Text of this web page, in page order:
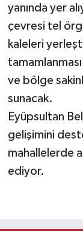
yanında yer
çevresi tel
kaleleri
ve bölge
sunacak.
Eyüpsultan
gelişimini
mahallelerde
ediyor.